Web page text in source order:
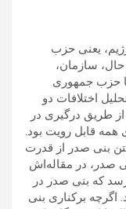
یعنی حزب
سازمان،
حزب جمهوری
اختلافات دو
طریق درگیری در
همه قابل رویت بود.
بنی صدر از قدرت
صدر، در مقاله‌اش
که بنی صدر در
اگرچه برکناری بنی